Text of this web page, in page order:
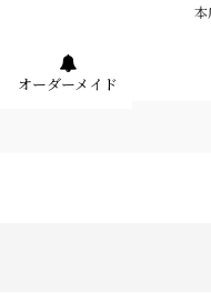
本
オーダーメイド